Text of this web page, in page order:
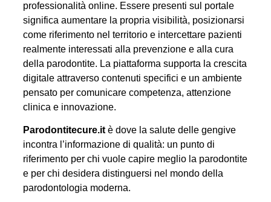
professionalità online. Essere presenti sul portale
significa aumentare la propria visibilità, posizionarsi
come riferimento nel territorio e intercettare pazienti
realmente interessati alla prevenzione e alla cura
della parodontite. La piattaforma supporta la crescita
digitale attraverso contenuti specifici e un ambiente
pensato per comunicare competenza, attenzione
clinica e innovazione.
Parodontitecure.it è dove la salute delle gengive
incontra l’informazione di qualità: un punto di
riferimento per chi vuole capire meglio la parodontite
e per chi desidera distinguersi nel mondo della
parodontologia moderna.